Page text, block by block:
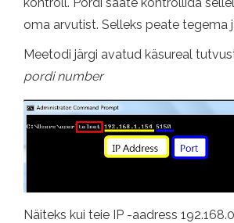
oma arvutist. Selleks peate tegema
Meetodi järgi avatud käsureal
pordi number
Näiteks kui teie IP -aadress